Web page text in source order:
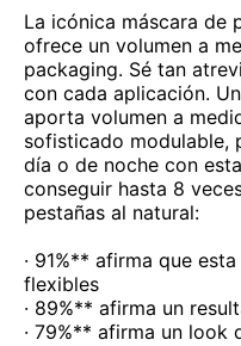
La icónica máscara de
ofrece un volumen a
packaging. Sé tan
con cada aplicación.
aporta volumen a
sofisticado modulable,
día o de noche con
conseguir hasta 8
pestañas al natural:
· 91%** afirma que
flexibles
· 89%** afirma un
· 79%** afirma un look